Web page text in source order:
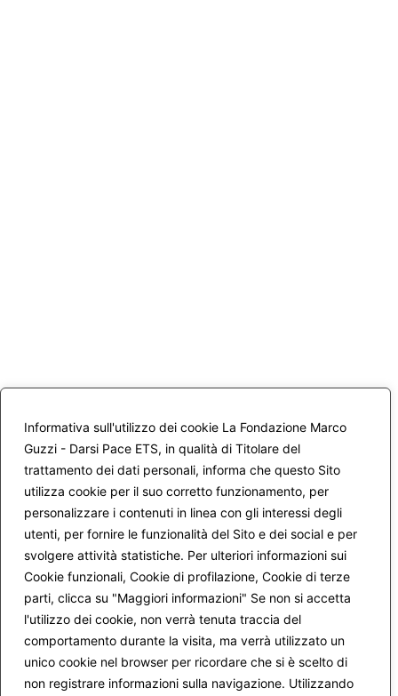
Informativa sull'utilizzo dei cookie La Fondazione Marco
Guzzi - Darsi Pace ETS, in qualità di Titolare del
trattamento dei dati personali, informa che questo Sito
utilizza cookie per il suo corretto funzionamento, per
personalizzare i contenuti in linea con gli interessi degli
utenti, per fornire le funzionalità del Sito e dei social e per
svolgere attività statistiche. Per ulteriori informazioni sui
Cookie funzionali, Cookie di profilazione, Cookie di terze
parti, clicca su "Maggiori informazioni" Se non si accetta
l'utilizzo dei cookie, non verrà tenuta traccia del
comportamento durante la visita, ma verrà utilizzato un
unico cookie nel browser per ricordare che si è scelto di
non registrare informazioni sulla navigazione. Utilizzando